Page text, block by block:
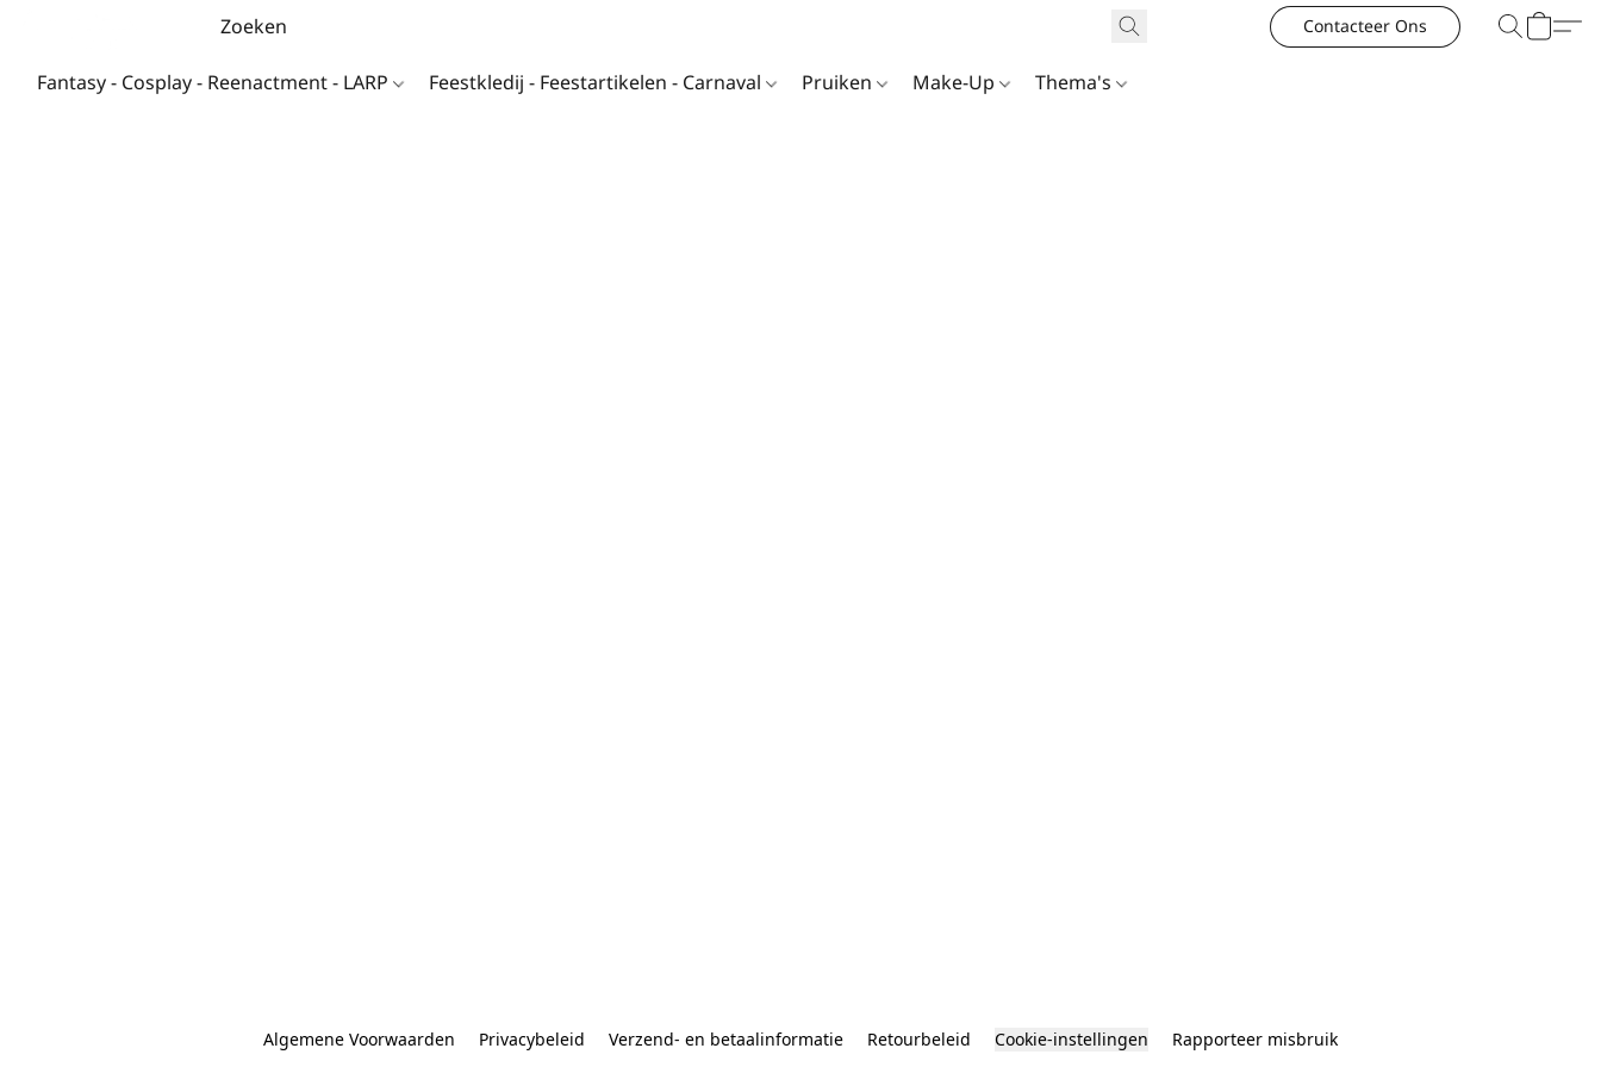
Contacteer Ons
Fantasy - Cosplay - Reenactment - LARP Feestkledij - Feestartikelen - Carnaval Pruiken Make-Up Thema's
Algemene Voorwaarden Privacybeleid Verzend- en betaalinformatie Retourbeleid Cookie-instellingen Rapporteer misbruik